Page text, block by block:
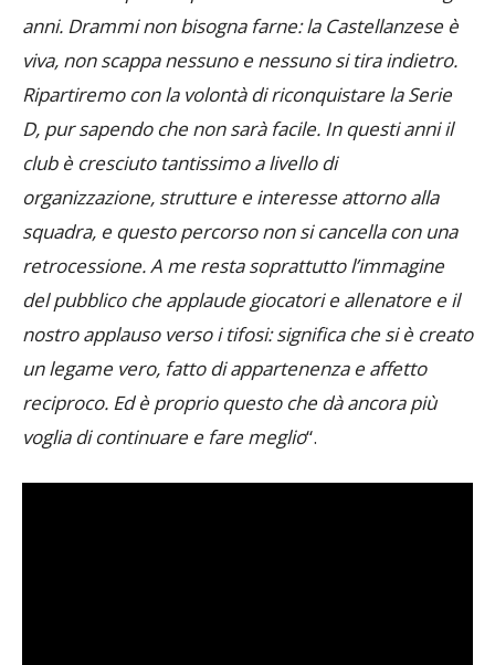
anni. Drammi non bisogna farne: la Castellanzese è
viva, non scappa nessuno e nessuno si tira indietro.
Ripartiremo con la volontà di riconquistare la Serie
D, pur sapendo che non sarà facile. In questi anni il
club è cresciuto tantissimo a livello di
organizzazione, strutture e interesse attorno alla
squadra, e questo percorso non si cancella con una
retrocessione. A me resta soprattutto l’immagine
del pubblico che applaude giocatori e allenatore e il
nostro applauso verso i tifosi: significa che si è creato
un legame vero, fatto di appartenenza e affetto
reciproco. Ed è proprio questo che dà ancora più
voglia di continuare e fare meglio“.